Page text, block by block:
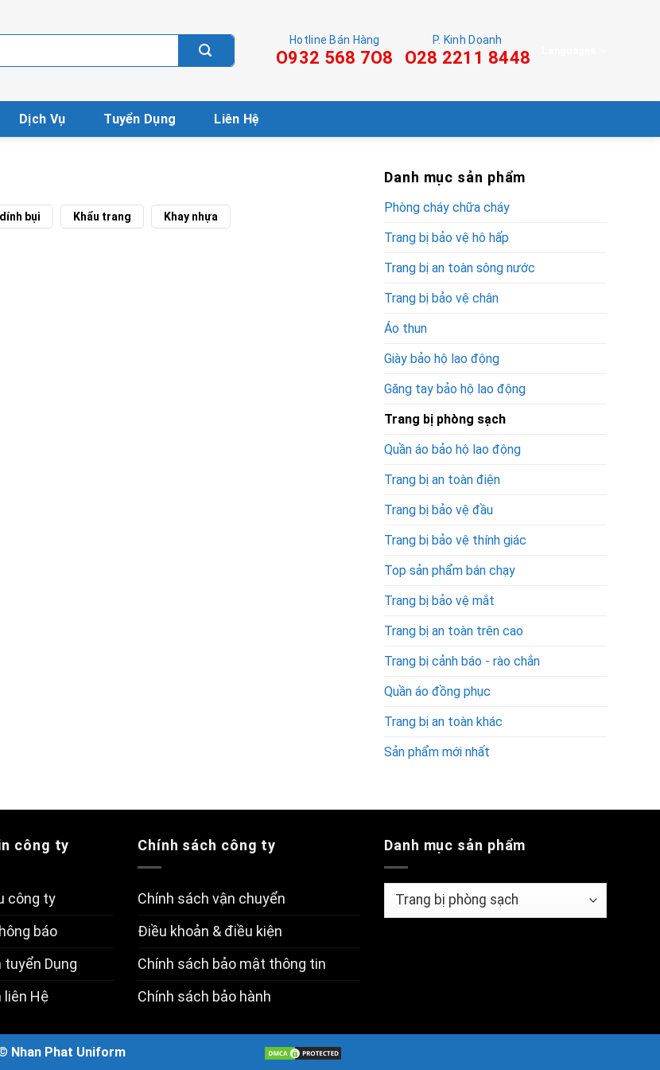
Hotline Bán Hàng
O932 568 7O8
P. Kinh Doanh
O28 2211 8448
Dịch Vụ Tuyển Dụng Liên Hệ
bụi Khẩu trang Khay nhựa
Danh mục sản phẩm
Phòng cháy chữa cháy
Trang bị bảo vệ hô hấp
Trang bị an toàn sông nước
Trang bị bảo vệ chân
Áo thun
Giày bảo hộ lao động
Găng tay bảo hộ lao động
Trang bị phòng sạch
Quần áo bảo hộ lao động
Trang bị an toàn điện
Trang bị bảo vệ đầu
Trang bị bảo vệ thính giác
Top sản phẩm bán chạy
Trang bị bảo vệ mắt
Trang bị an toàn trên cao
Trang bị cảnh báo - rào chắn
Quần áo đồng phục
Trang bị an toàn khác
Sản phẩm mới nhất
công ty
công ty
báo
Dụng
liên Hệ
Chính sách công ty
Chính sách vận chuyển
Điều khoản & điều kiện
Chính sách bảo mật thông tin
Chính sách bảo hành
Danh mục sản phẩm
Nhan Phat Uniform